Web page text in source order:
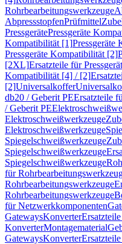
Rohrbearbeitungswerkzeuge
AbpressstopfenPrüfmittel
PressgerätePressgeräte
Kompatibilität [1]Pressgeräte
Pressgeräte Kompatibilität [2]
[2XL]Ersatzteile für
Kompatibilität [4] / [2]
[2]Universalkoffer
db20 / Geberit PEErsatzteile
/ Geberit PE
Elektroschweißwerkzeuge
Elektroschweißwerkzeuge
Spiegelschweißwerkzeuge
Spiegelschweißwerkzeuge
Spiegelschweißwerkzeuge
für
Rohrbearbeitungswerkzeuge
Rohrbearbeitungswerkzeuge
für Netzwerkkomponenten
GatewaysKonverter
KonverterMontagematerial
GatewaysKonverter